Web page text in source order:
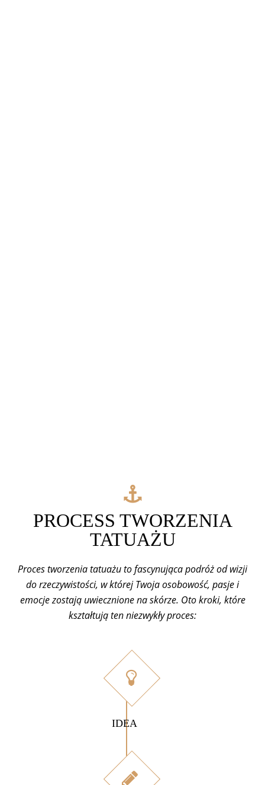
PROCESS TWORZENIA
TATUAŻU
Proces tworzenia tatuażu to fascynująca podróż od wizji
do rzeczywistości, w której Twoja osobowość, pasje i
emocje zostają uwiecznione na skórze. Oto kroki, które
kształtują ten niezwykły proces:
IDEA